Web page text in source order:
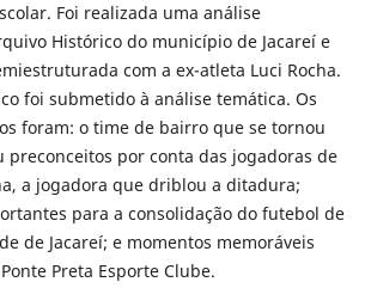
Foi realizada uma análise
Histórico do município de Jacareí e
com a ex-atleta Luci Rocha.
foi submetido à análise temática. Os
foram: o time de bairro que se tornou
preconceitos por conta das jogadoras de
a jogadora que driblou a ditadura;
para a consolidação do futebol de
de Jacareí; e momentos memoráveis
Preta Esporte Clube.